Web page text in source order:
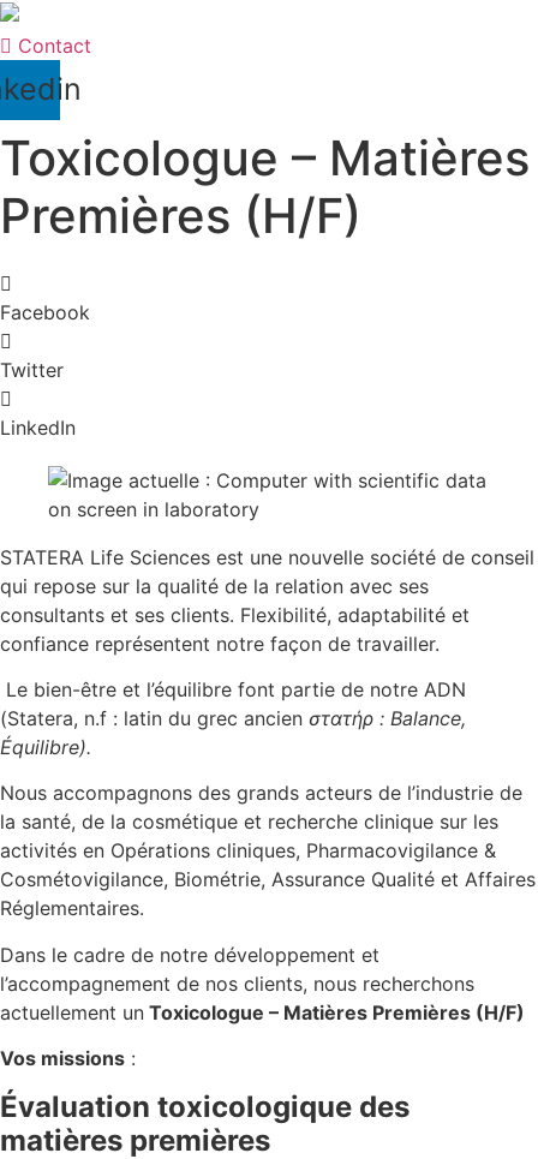
Contact
Toxicologue – Matières
Premières (H/F)
Facebook
Twitter
LinkedIn
STATERA Life Sciences est une nouvelle société de conseil
qui repose sur la qualité de la relation avec ses
consultants et ses clients. Flexibilité, adaptabilité et
confiance représentent notre façon de travailler.
Le bien-être et l’équilibre font partie de notre ADN
(Statera, n.f : latin du grec ancien στατήρ‎ : Balance,
Équilibre).
Nous accompagnons des grands acteurs de l’industrie de
la santé, de la cosmétique et recherche clinique sur les
activités en Opérations cliniques, Pharmacovigilance &
Cosmétovigilance, Biométrie, Assurance Qualité et Affaires
Réglementaires.
Dans le cadre de notre développement et
l’accompagnement de nos clients, nous recherchons
actuellement un Toxicologue – Matières Premières (H/F)
Vos missions :
Évaluation toxicologique des
matières premières